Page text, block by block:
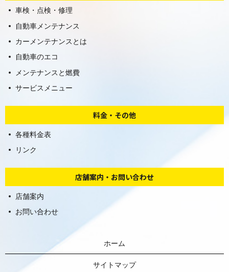
車検・点検・修理
自動車メンテナンス
カーメンテナンスとは
自動車のエコ
メンテナンスと燃費
サービスメニュー
料金・その他
各種料金表
リンク
店舗案内・お問い合わせ
店舗案内
お問い合わせ
ホーム
サイトマップ